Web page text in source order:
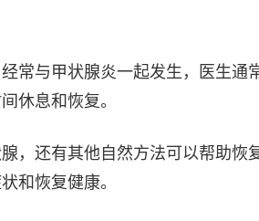
常与甲状腺炎一起发生，医生通
休息和恢复。
，还有其他自然方法可以帮助恢
和恢复健康。